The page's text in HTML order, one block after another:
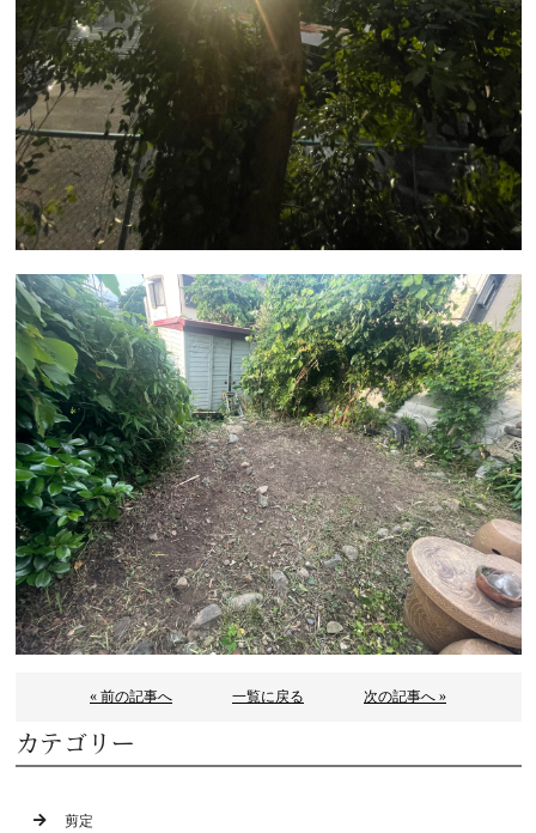
« 前の記事へ 一覧に戻る 次の記事へ »
カテゴリー
剪定